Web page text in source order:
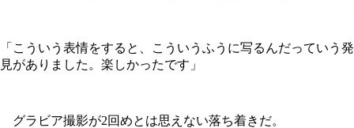
「こういう表情をすると、こういうふうに写るんだっていう発
見がありました。楽しかったです」
グラビア撮影が2回めとは思えない落ち着きだ。